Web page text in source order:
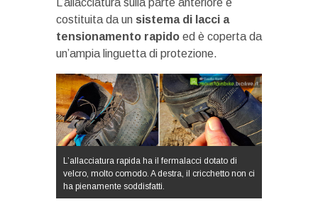
L’allacciatura sulla parte anteriore è
costituita da un sistema di lacci a
tensionamento rapido ed è coperta da
un’ampia linguetta di protezione.
L’allacciatura rapida ha il fermalacci dotato di
velcro, molto comodo. A destra, il cricchetto non ci
ha pienamente soddisfatti.